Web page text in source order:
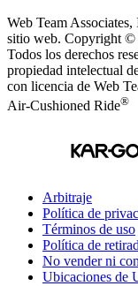
Web Team
sitio web. Copyright ©
Todos los derechos
propiedad intelectual
con licencia de Web
Air-Cushioned Ride®
Arbitraje
Política de
Términos de uso
Política de
No vender ni
Ubicaciones de